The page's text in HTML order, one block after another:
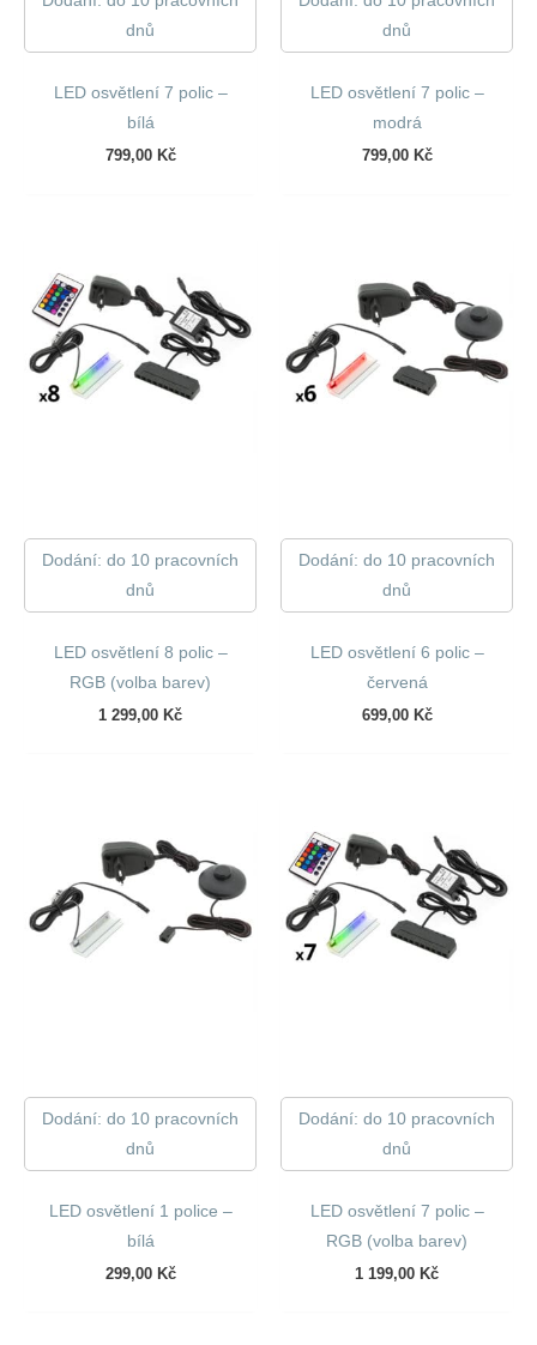
dnů
LED osvětlení 7 polic –
bílá
799,00 Kč
dnů
LED osvětlení 7 polic –
modrá
799,00 Kč
Dodání: do 10 pracovních
dnů
LED osvětlení 8 polic –
RGB (volba barev)
1 299,00 Kč
Dodání: do 10 pracovních
dnů
LED osvětlení 6 polic –
červená
699,00 Kč
Dodání: do 10 pracovních
dnů
LED osvětlení 1 police –
bílá
299,00 Kč
Dodání: do 10 pracovních
dnů
LED osvětlení 7 polic –
RGB (volba barev)
1 199,00 Kč